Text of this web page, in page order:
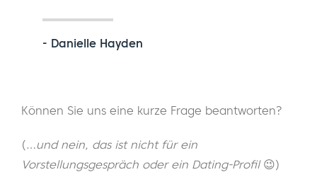
- Danielle Hayden
Können Sie uns eine kurze Frage beantworten?
(…und nein, das ist nicht für ein
Vorstellungsgespräch oder ein Dating-Profil 😉)